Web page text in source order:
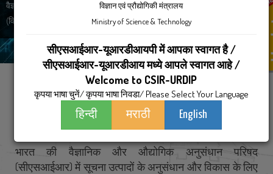
विज्ञान एवं प्रौद्योगिकी मंत्रालय
Ministry of Science & Technology
सीएसआईआर-यूआरडीआयपी में आपका स्वागत है /
सीएसआईआर-यूआरडीआय मध्ये आपले स्वागत आहे /
Welcome to CSIR-URDIP
कृपया भाषा चुनें/ कृपया भाषा निवडा/ Please Select Your Language
हिन्दी
मराठी English
वैज्ञानिक और औद्योगिक अनुसंधान परिषद
(विज्ञान और प्रौद्योगिकी मंत्रालय, भारत सरकार)
हमारे बारे में
भारत की वैज्ञानिक और औद्योगिक अनुसंधान परिषद
(सीएसआईआर) में सूचना उत्पादों के अनुसंधान और विकास के लिए